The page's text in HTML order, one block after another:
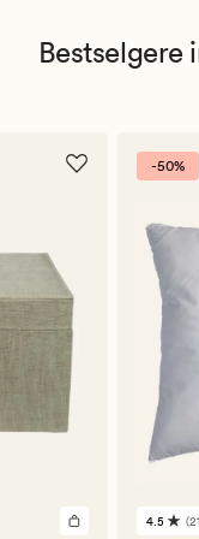
Bestselgere
-50%
214
4.5